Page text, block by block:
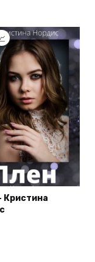
Кристина